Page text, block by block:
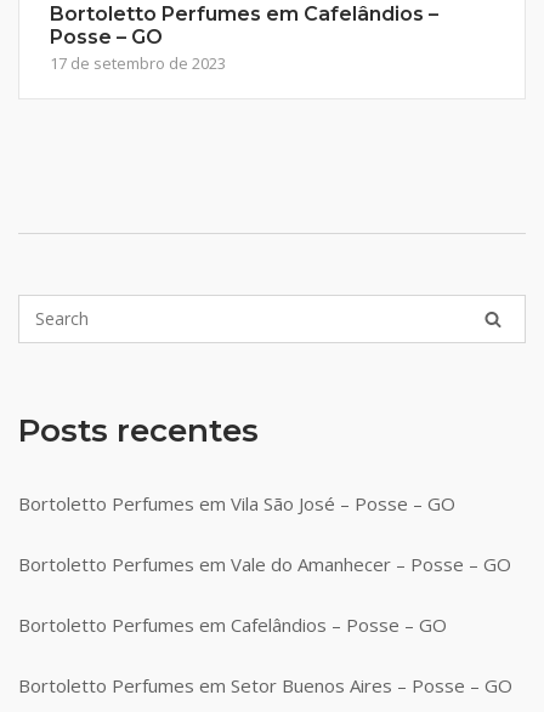
Bortoletto Perfumes em Cafelândios –
Posse – GO
17 de setembro de 2023
Posts recentes
Bortoletto Perfumes em Vila São José – Posse – GO
Bortoletto Perfumes em Vale do Amanhecer – Posse – GO
Bortoletto Perfumes em Cafelândios – Posse – GO
Bortoletto Perfumes em Setor Buenos Aires – Posse – GO